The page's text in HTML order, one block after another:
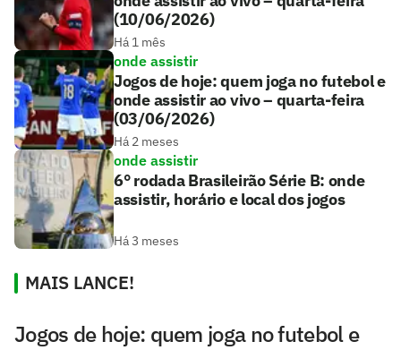
(10/06/2026)
Há 1 mês
onde assistir
Jogos de hoje: quem joga no futebol e
onde assistir ao vivo – quarta-feira
(03/06/2026)
Há 2 meses
onde assistir
6° rodada Brasileirão Série B: onde
assistir, horário e local dos jogos
Há 3 meses
MAIS LANCE!
Jogos de hoje: quem joga no futebol e